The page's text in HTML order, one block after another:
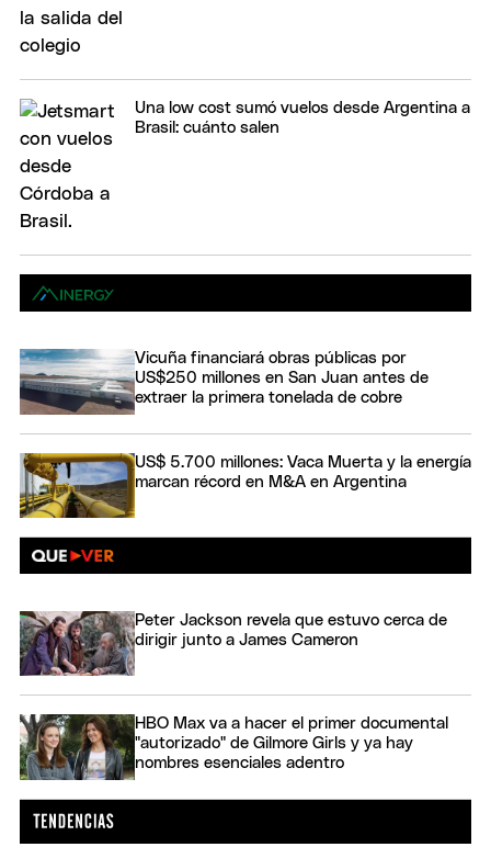
Una low cost sumó vuelos desde Argentina a
Brasil: cuánto salen
Vicuña financiará obras públicas por
US$250 millones en San Juan antes de
extraer la primera tonelada de cobre
US$ 5.700 millones: Vaca Muerta y la energía
marcan récord en M&A en Argentina
Peter Jackson revela que estuvo cerca de
dirigir junto a James Cameron
HBO Max va a hacer el primer documental
"autorizado" de Gilmore Girls y ya hay
nombres esenciales adentro